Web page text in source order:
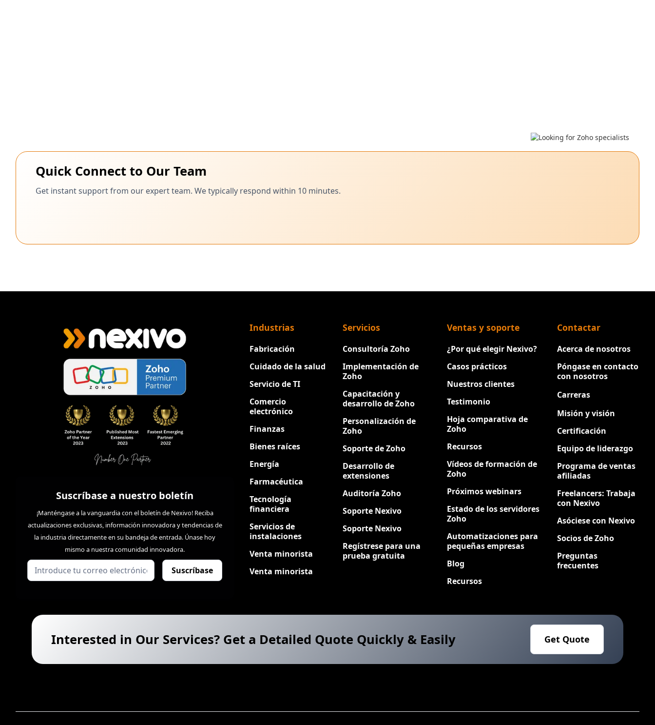
Quick Connect to Our Team
Get instant support from our expert team. We typically respond within 10 minutes.
Suscríbase a nuestro boletín
¡Manténgase a la vanguardia con el boletín de Nexivo! Reciba
actualizaciones exclusivas, información innovadora y tendencias de
la industria directamente en su bandeja de entrada. Únase hoy
mismo a nuestra comunidad innovadora.
Industrias
Fabricación
Cuidado de la salud
Servicio de TI
Comercio
electrónico
Finanzas
Bienes raíces
Energía
Farmacéutica
Tecnología
financiera
Servicios de
instalaciones
Venta minorista
Venta minorista
Servicios
Consultoría Zoho
Implementación de
Zoho
Capacitación y
desarrollo de Zoho
Personalización de
Zoho
Soporte de Zoho
Desarrollo de
extensiones
Auditoría Zoho
Soporte Nexivo
Soporte Nexivo
Regístrese para una
prueba gratuita
Ventas y soporte
¿Por qué elegir Nexivo?
Casos prácticos
Nuestros clientes
Testimonio
Hoja comparativa de
Zoho
Recursos
Vídeos de formación de
Zoho
Próximos webinars
Estado de los servidores
Zoho
Automatizaciones para
pequeñas empresas
Blog
Recursos
Contactar
Acerca de nosotros
Póngase en contacto
con nosotros
Carreras
Misión y visión
Certificación
Equipo de liderazgo
Programa de ventas
afiliadas
Freelancers: Trabaja
con Nexivo
Asóciese con Nexivo
Socios de Zoho
Preguntas
frecuentes
Interested in Our Services? Get a Detailed Quote Quickly & Easily Get Quote